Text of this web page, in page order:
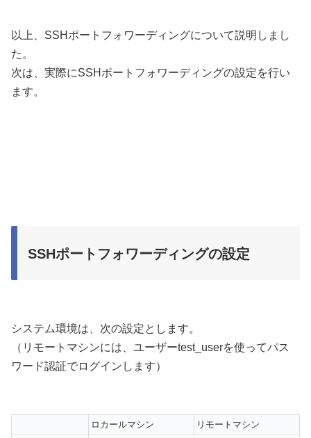
以上、SSHポートフォワーディングについて説明しまし
た。
次は、実際にSSHポートフォワーディングの設定を行い
ます。
SSHポートフォワーディングの設定
システム環境は、次の設定とします。
（リモートマシンには、ユーザーtest_userを使ってパス
ワード認証でログインします）
ロカールマシン
リモートマシン